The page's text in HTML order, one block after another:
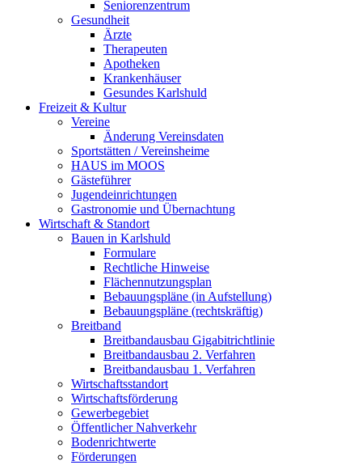
Seniorenzentrum
Gesundheit
Ärzte
Therapeuten
Apotheken
Krankenhäuser
Gesundes Karlshuld
Freizeit & Kultur
Vereine
Änderung Vereinsdaten
Sportstätten / Vereinsheime
HAUS im MOOS
Gästeführer
Jugendeinrichtungen
Gastronomie und Übernachtung
Wirtschaft & Standort
Bauen in Karlshuld
Formulare
Rechtliche Hinweise
Flächennutzungsplan
Bebauungspläne (in Aufstellung)
Bebauungspläne (rechtskräftig)
Breitband
Breitbandausbau Gigabitrichtlinie
Breitbandausbau 2. Verfahren
Breitbandausbau 1. Verfahren
Wirtschaftsstandort
Wirtschaftsförderung
Gewerbegebiet
Öffentlicher Nahverkehr
Bodenrichtwerte
Förderungen